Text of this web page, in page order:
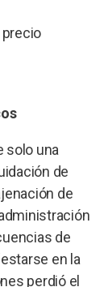
solo una
de
de
de
en la
perdió el